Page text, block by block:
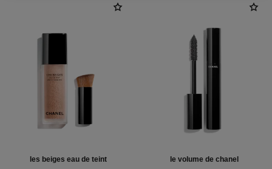
les beiges eau de teint le volume de chanel